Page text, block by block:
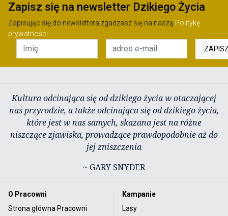
Zapisz się na newsletter Dzikiego Życia
Zapisując się do newslettera zgadzasz się na naszą Politykę
prywatności
Kultura odcinająca się od dzikiego życia w otaczającej
nas przyrodzie, a także odcinająca się od dzikiego życia,
które jest w nas samych, skazana jest na różne
niszczące zjawiska, prowadzące prawdopodobnie aż do
jej zniszczenia
~ GARY SNYDER
O Pracowni
Strona główna Pracowni
Kampanie
Lasy